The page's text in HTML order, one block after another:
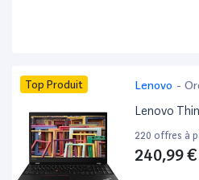
Top Produit Lenovo -
bureautique
Lenovo
220 offres à
240,99 €